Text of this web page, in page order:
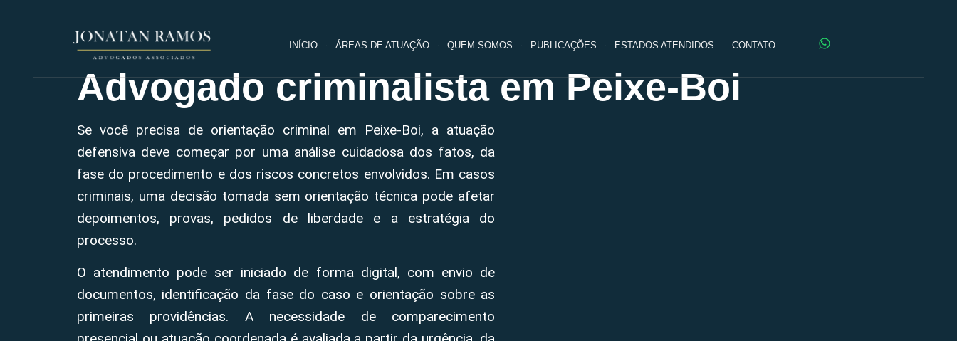
INÍCIO ÁREAS DE ATUAÇÃO QUEM SOMOS PUBLICAÇÕES ESTADOS ATENDIDOS CONTATO
Advogado criminalista em Peixe-Boi
Se você precisa de orientação criminal em Peixe-Boi, a atuação
defensiva deve começar por uma análise cuidadosa dos fatos, da
fase do procedimento e dos riscos concretos envolvidos. Em casos
criminais, uma decisão tomada sem orientação técnica pode afetar
depoimentos, provas, pedidos de liberdade e a estratégia do
processo.
O atendimento pode ser iniciado de forma digital, com envio de
documentos, identificação da fase do caso e orientação sobre as
primeiras providências. A necessidade de comparecimento